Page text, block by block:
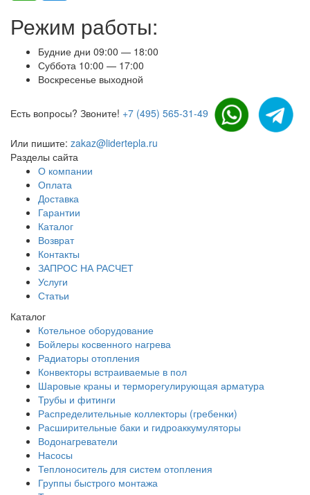
Режим работы:
Будние дни 09:00 — 18:00
Суббота 10:00 — 17:00
Воскресенье выходной
Есть вопросы? Звоните! +7 (495) 565-31-49
Или пишите: zakaz@lidertepla.ru
Разделы сайта
О компании
Оплата
Доставка
Гарантии
Каталог
Возврат
Контакты
ЗАПРОС НА РАСЧЕТ
Услуги
Статьи
Каталог
Котельное оборудование
Бойлеры косвенного нагрева
Радиаторы отопления
Конвекторы встраиваемые в пол
Шаровые краны и терморегулирующая арматура
Трубы и фитинги
Распределительные коллекторы (гребенки)
Расширительные баки и гидроаккумуляторы
Водонагреватели
Насосы
Теплоноситель для систем отопления
Группы быстрого монтажа